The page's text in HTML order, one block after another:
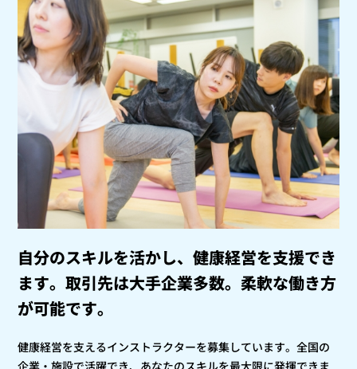
自分のスキルを活かし、健康経営を支援でき
ます。取引先は大手企業多数。柔軟な働き方
が可能です。
健康経営を支えるインストラクターを募集しています。全国の